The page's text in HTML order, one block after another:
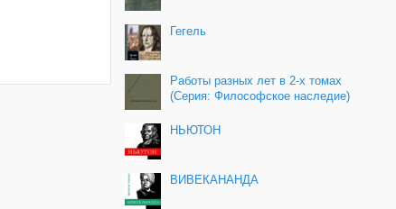
Гегель
Работы разных лет в 2-х томах
(Серия: Философское наследие)
НЬЮТОН
ВИВЕКАНАНДА